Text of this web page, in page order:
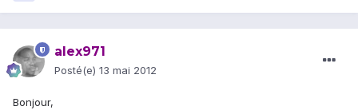
alex971
Posté(e) 13 mai 2012
Bonjour,